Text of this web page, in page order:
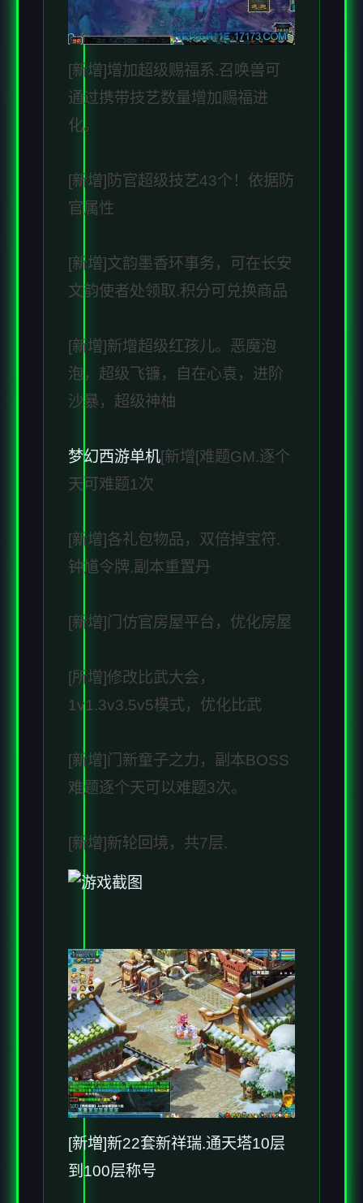
[新增]增加超级赐福系.召唤兽可
通过携带技艺数量增加赐福进
化。
[新增]防官超级技艺43个！依据防
官属性
[新增]文韵墨香环事务，可在长安
文韵使者处领取.积分可兑换商品
[新增]新增超级红孩儿。恶魔泡
泡，超级飞镰，自在心袁，进阶
沙暴，超级神柚
梦幻西游单机[新增[难题GM.逐个
天可难题1次
[新增]各礼包物品，双倍掉宝符.
钟馗令牌.副本重置丹
[新增]门仿官房屋平台，优化房屋
[所增]修改比武大会，
1v1.3v3.5v5模式，优化比武
[新增]门新童子之力，副本BOSS
难题逐个天可以难题3次。
[新增]新轮回境，共7层.
[新増]新22套新祥瑞.通天塔10层
到100层称号